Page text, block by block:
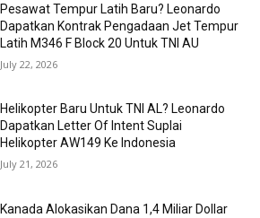
Pesawat Tempur Latih Baru? Leonardo
Dapatkan Kontrak Pengadaan Jet Tempur
Latih M346 F Block 20 Untuk TNI AU
July 22, 2026
Helikopter Baru Untuk TNI AL? Leonardo
Dapatkan Letter Of Intent Suplai
Helikopter AW149 Ke Indonesia
July 21, 2026
Kanada Alokasikan Dana 1,4 Miliar Dollar